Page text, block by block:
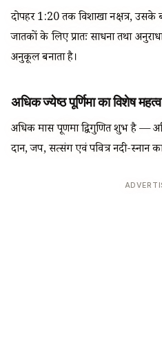
दोपहर 1:20 तक विशाखा नक्षत्र, उसके
जातकों के लिए प्रातः साधना तथा
अनुकूल बनाता है।
अधिक ज्येष्ठ पूर्णिमा का विशेष
अधिक मास पूर्णिमा द्विगुणित शुभ है —
दान, जप, सत्संग एवं पवित्र नदी-स्नान